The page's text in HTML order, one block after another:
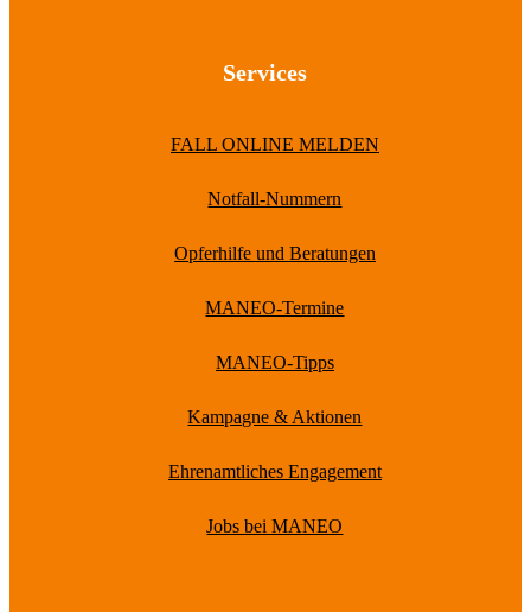
Services
FALL ONLINE MELDEN
Notfall-Nummern
Opferhilfe und Beratungen
MANEO-Termine
MANEO-Tipps
Kampagne & Aktionen
Ehrenamtliches Engagement
Jobs bei MANEO